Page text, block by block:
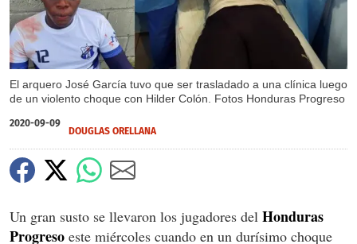
El arquero José García tuvo que ser trasladado a una clínica luego
de un violento choque con Hilder Colón. Fotos Honduras Progreso
2020-09-09
DOUGLAS ORELLANA
Un gran susto se llevaron los jugadores del Honduras
Progreso este miércoles cuando en un durísimo choque